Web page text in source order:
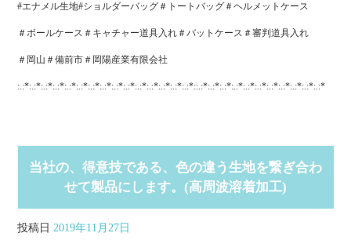
#エナメル生地#ショルダーバッグ＃トートバッグ＃ヘルメットケース
＃ボールケース＃キャチャー道具入れ＃バットケース＃審判道具入れ
＃岡山＃備前市＃岡陽産業有限会社
:.:*:.:*:.:*:.:*:.:*:.:*:.:*:.:*:.:*:.:*:.:*:.:*:.:*:.:*:.:*::.:*:.:*:.:*:.:*:.:*:.:*:.:*:.:*:.:*:.:*:.:*
当社の、得意技である、色の違う生地を繋ぎ合わ
せて製品にします。(高周波溶着加工)
投稿日 2019年11月27日